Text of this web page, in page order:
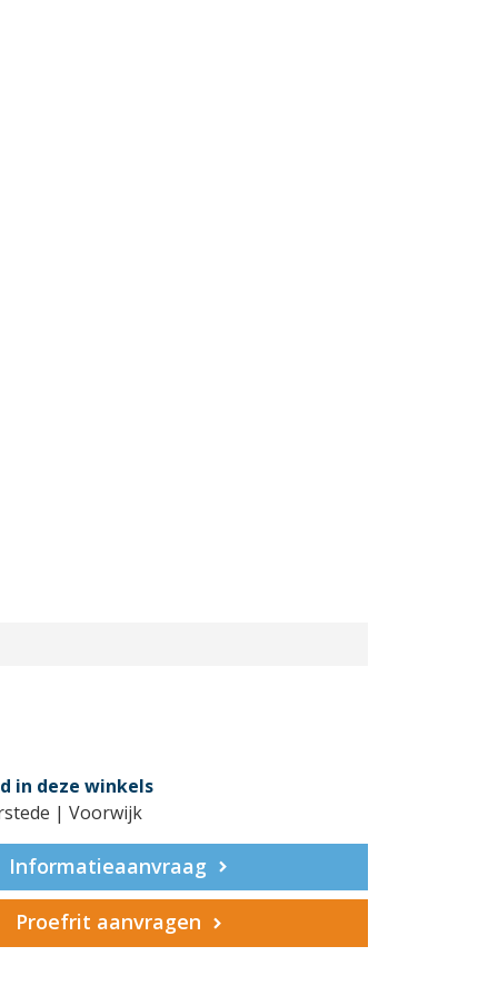
in deze winkels
| Voorwijk
Informatieaanvraag
Proefrit aanvragen